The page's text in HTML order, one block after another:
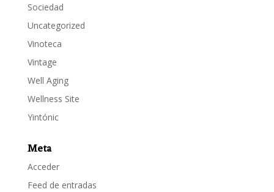
Sociedad
Uncategorized
Vinoteca
Vintage
Well Aging
Wellness Site
Yintónic
Meta
Acceder
Feed de entradas